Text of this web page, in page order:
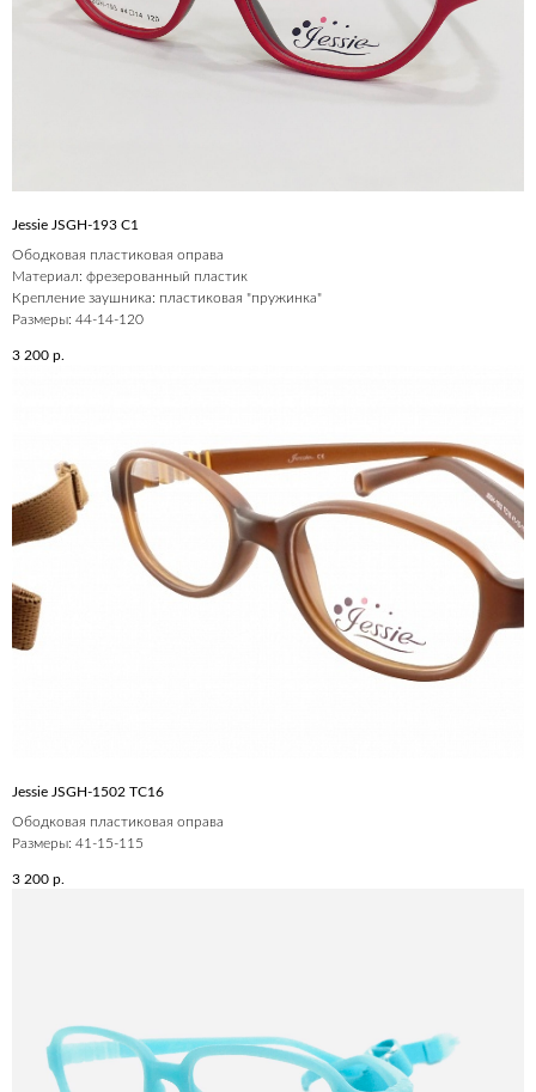
Jessie JSGH-193 C1
Ободковая пластиковая оправа
Материал: фрезерованный пластик
Крепление заушника: пластиковая "пружинка"
Размеры: 44-14-120
3 200 р.
Jessie JSGH-1502 ТС16
Ободковая пластиковая оправа
Размеры: 41-15-115
3 200 р.